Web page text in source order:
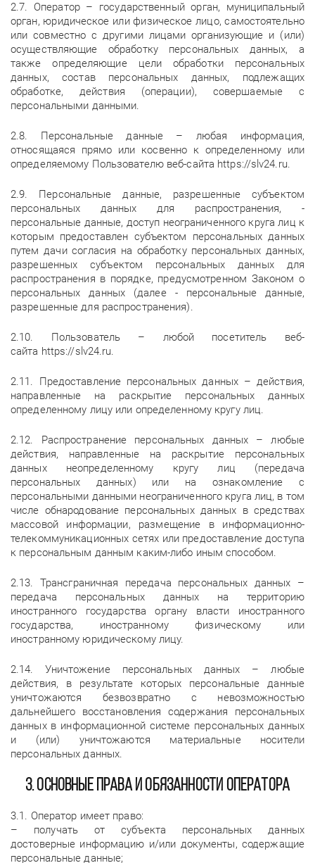
2.7. Оператор – государственный орган, муниципальный
орган, юридическое или физическое лицо, самостоятельно
или совместно с другими лицами организующие и (или)
осуществляющие обработку персональных данных, а
также определяющие цели обработки персональных
данных, состав персональных данных, подлежащих
обработке, действия (операции), совершаемые с
персональными данными.
2.8. Персональные данные – любая информация,
относящаяся прямо или косвенно к определенному или
определяемому Пользователю веб-сайта https://slv24.ru.
2.9. Персональные данные, разрешенные субъектом
персональных данных для распространения, -
персональные данные, доступ неограниченного круга лиц к
которым предоставлен субъектом персональных данных
путем дачи согласия на обработку персональных данных,
разрешенных субъектом персональных данных для
распространения в порядке, предусмотренном Законом о
персональных данных (далее - персональные данные,
разрешенные для распространения).
2.10. Пользователь – любой посетитель веб-
сайта https://slv24.ru.
2.11. Предоставление персональных данных – действия,
направленные на раскрытие персональных данных
определенному лицу или определенному кругу лиц.
2.12. Распространение персональных данных – любые
действия, направленные на раскрытие персональных
данных неопределенному кругу лиц (передача
персональных данных) или на ознакомление с
персональными данными неограниченного круга лиц, в том
числе обнародование персональных данных в средствах
массовой информации, размещение в информационно-
телекоммуникационных сетях или предоставление доступа
к персональным данным каким-либо иным способом.
2.13. Трансграничная передача персональных данных –
передача персональных данных на территорию
иностранного государства органу власти иностранного
государства, иностранному физическому или
иностранному юридическому лицу.
2.14. Уничтожение персональных данных – любые
действия, в результате которых персональные данные
уничтожаются безвозвратно с невозможностью
дальнейшего восстановления содержания персональных
данных в информационной системе персональных данных
и (или) уничтожаются материальные носители
персональных данных.
3. Основные права и обязанности Оператора
3.1. Оператор имеет право:
– получать от субъекта персональных данных
достоверные информацию и/или документы, содержащие
персональные данные;